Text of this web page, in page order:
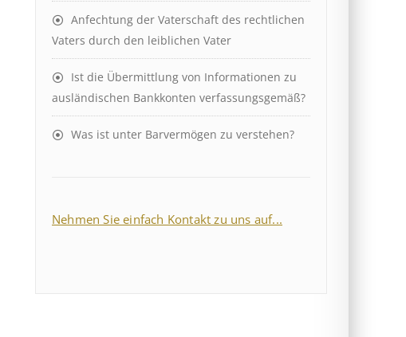
Anfechtung der Vaterschaft des rechtlichen
Vaters durch den leiblichen Vater
Ist die Über­mitt­lung von In­for­mat­ion­en zu
aus­länd­isch­en Bank­kont­en ver­fass­ungs­ge­mäß?
Was ist unter Barvermögen zu verstehen?
Nehmen Sie einfach Kontakt zu uns auf...